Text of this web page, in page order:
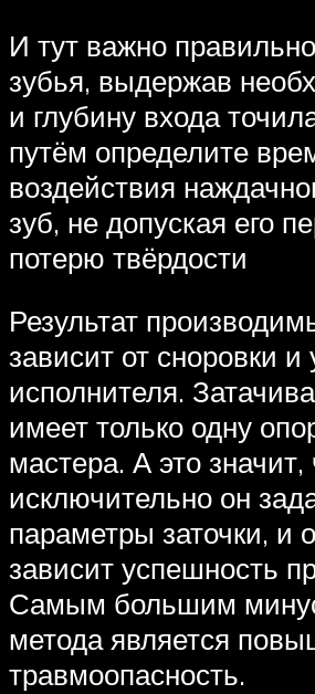
И тут важно
зубья, выдержав
и глубину входа
путём определите
воздействия
зуб, не допуская его
потерю твёрдости
Результат
зависит от сноровки и
исполнителя.
имеет только одну
мастера. А это значит,
исключительно он
параметры заточки, и
зависит успешность
Самым большим
метода является
травмоопасность.